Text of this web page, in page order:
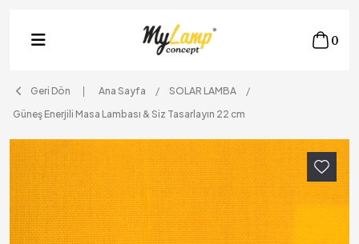
0
Geri Dön Ana Sayfa
SOLAR LAMBA
Güneş Enerjili Masa Lambası & Siz Tasarlayın 22 cm